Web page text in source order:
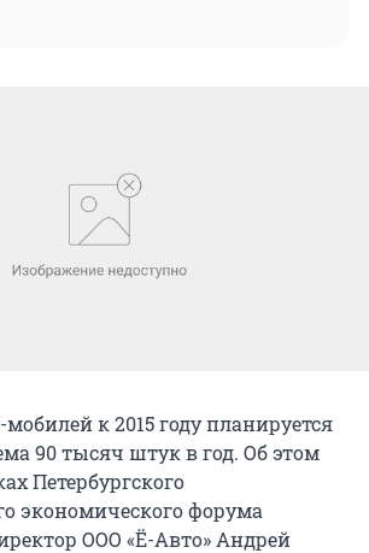
к 2015 году планируется
90 тысяч штук в год. Об этом
Петербургского
экономического форума
ООО «Ё-Авто» Андрей